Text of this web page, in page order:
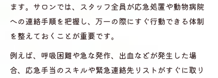
ます。サロンでは、スタッフ全員が応急処置や動物病院
への連絡手順を把握し、万一の際にすぐ行動できる体制
を整えておくことが重要です。
例えば、呼吸困難や急な発作、出血などが発生した場
合、応急手当のスキルや緊急連絡先リストがすぐに取り